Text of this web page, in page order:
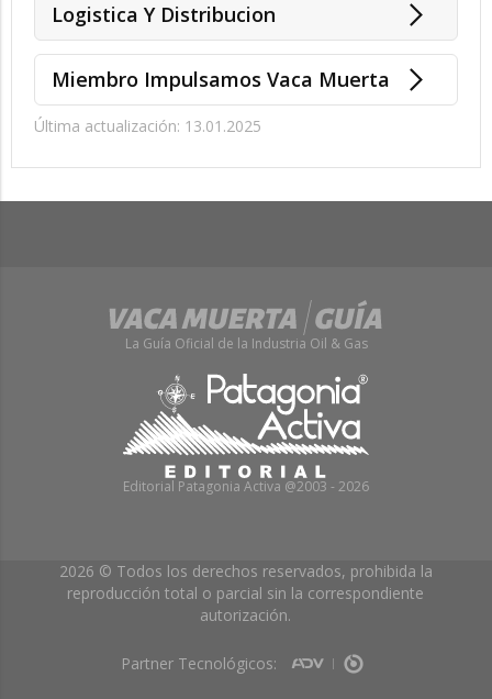
Logistica Y Distribucion
Miembro Impulsamos Vaca Muerta
Última actualización: 13.01.2025
La Guía Oficial de la Industria Oil & Gas
Editorial Patagonia Activa @2003 - 2026
2026 © Todos los derechos reservados, prohibida la
reproducción total o parcial sin la correspondiente
autorización.
Partner Tecnológicos: